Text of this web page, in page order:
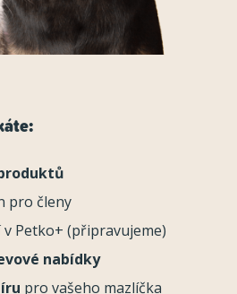
pro členy
v Petko+ (připravujeme)
nabídky
pro vašeho mazlíčka